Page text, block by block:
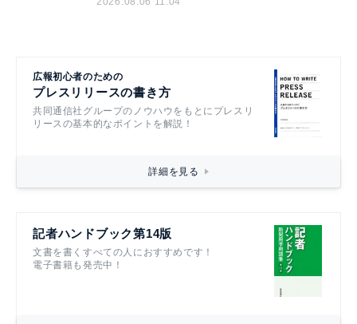
広報初心者のための
プレスリリースの書き方
共同通信社グループのノウハウをもとにプレスリ
リースの基本的なポイントを解説！
詳細を見る
記者ハンドブック第14版
文書を書くすべての人におすすめです！
電子書籍も発売中！